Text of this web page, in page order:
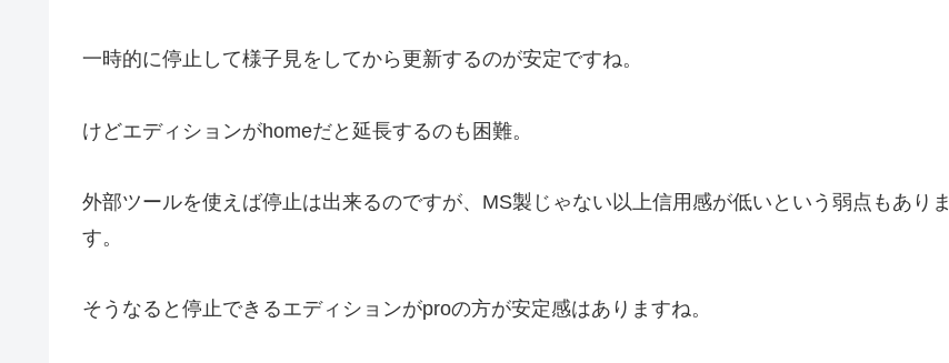
一時的に停止して様子見をしてから更新するのが安定ですね。
けどエディションがhomeだと延長するのも困難。
外部ツールを使えば停止は出来るのですが、MS製じゃない以上信用感が低いという弱点もありま
す。
そうなると停止できるエディションがproの方が安定感はありますね。